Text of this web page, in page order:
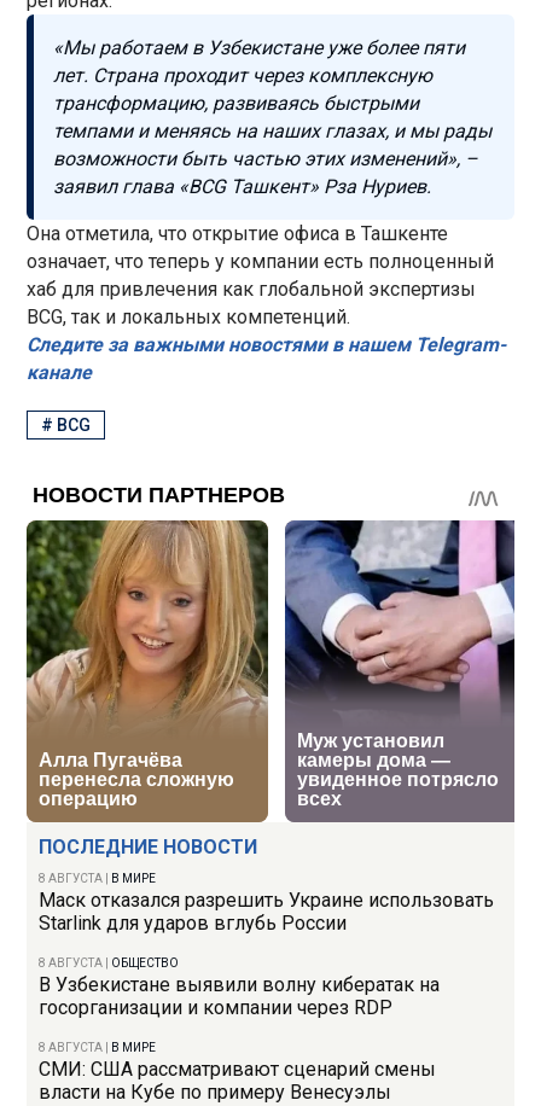
ПОСЛЕДНИЕ НОВОСТИ
8 АВГУСТА В МИРЕ
Маск отказался разрешить Украине использовать
Starlink для ударов вглубь России
8 АВГУСТА ОБЩЕСТВО
В Узбекистане выявили волну кибератак на
госорганизации и компании через RDP
8 АВГУСТА В МИРЕ
СМИ: США рассматривают сценарий смены
власти на Кубе по примеру Венесуэлы
«Мы работаем в Узбекистане уже более пяти
лет. Страна проходит через комплексную
трансформацию, развиваясь быстрыми
темпами и меняясь на наших глазах, и мы рады
возможности быть частью этих изменений», –
заявил глава «BCG Ташкент» Рза Нуриев.
Она отметила, что открытие офиса в Ташкенте
означает, что теперь у компании есть полноценный
хаб для привлечения как глобальной экспертизы
BCG, так и локальных компетенций.
Следите за важными новостями в нашем Telegram-
канале
# BCG